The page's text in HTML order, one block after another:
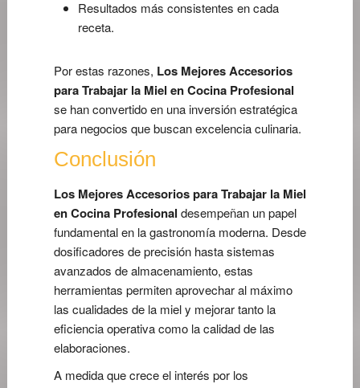
Resultados más consistentes en cada
receta.
Por estas razones, Los Mejores Accesorios
para Trabajar la Miel en Cocina Profesional
se han convertido en una inversión estratégica
para negocios que buscan excelencia culinaria.
Conclusión
Los Mejores Accesorios para Trabajar la Miel
en Cocina Profesional desempeñan un papel
fundamental en la gastronomía moderna. Desde
dosificadores de precisión hasta sistemas
avanzados de almacenamiento, estas
herramientas permiten aprovechar al máximo
las cualidades de la miel y mejorar tanto la
eficiencia operativa como la calidad de las
elaboraciones.
A medida que crece el interés por los